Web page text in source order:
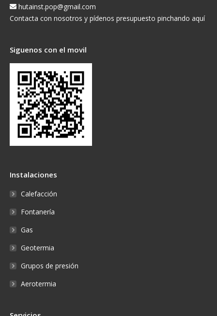
hutainst.pop@gmail.com
Contacta con nosotros y pídenos presupuesto pinchando aquí
Siguenos con el movil
Instalaciones
Calefacción
Fontanería
Gas
Geotermia
Grupos de presión
Aerotermia